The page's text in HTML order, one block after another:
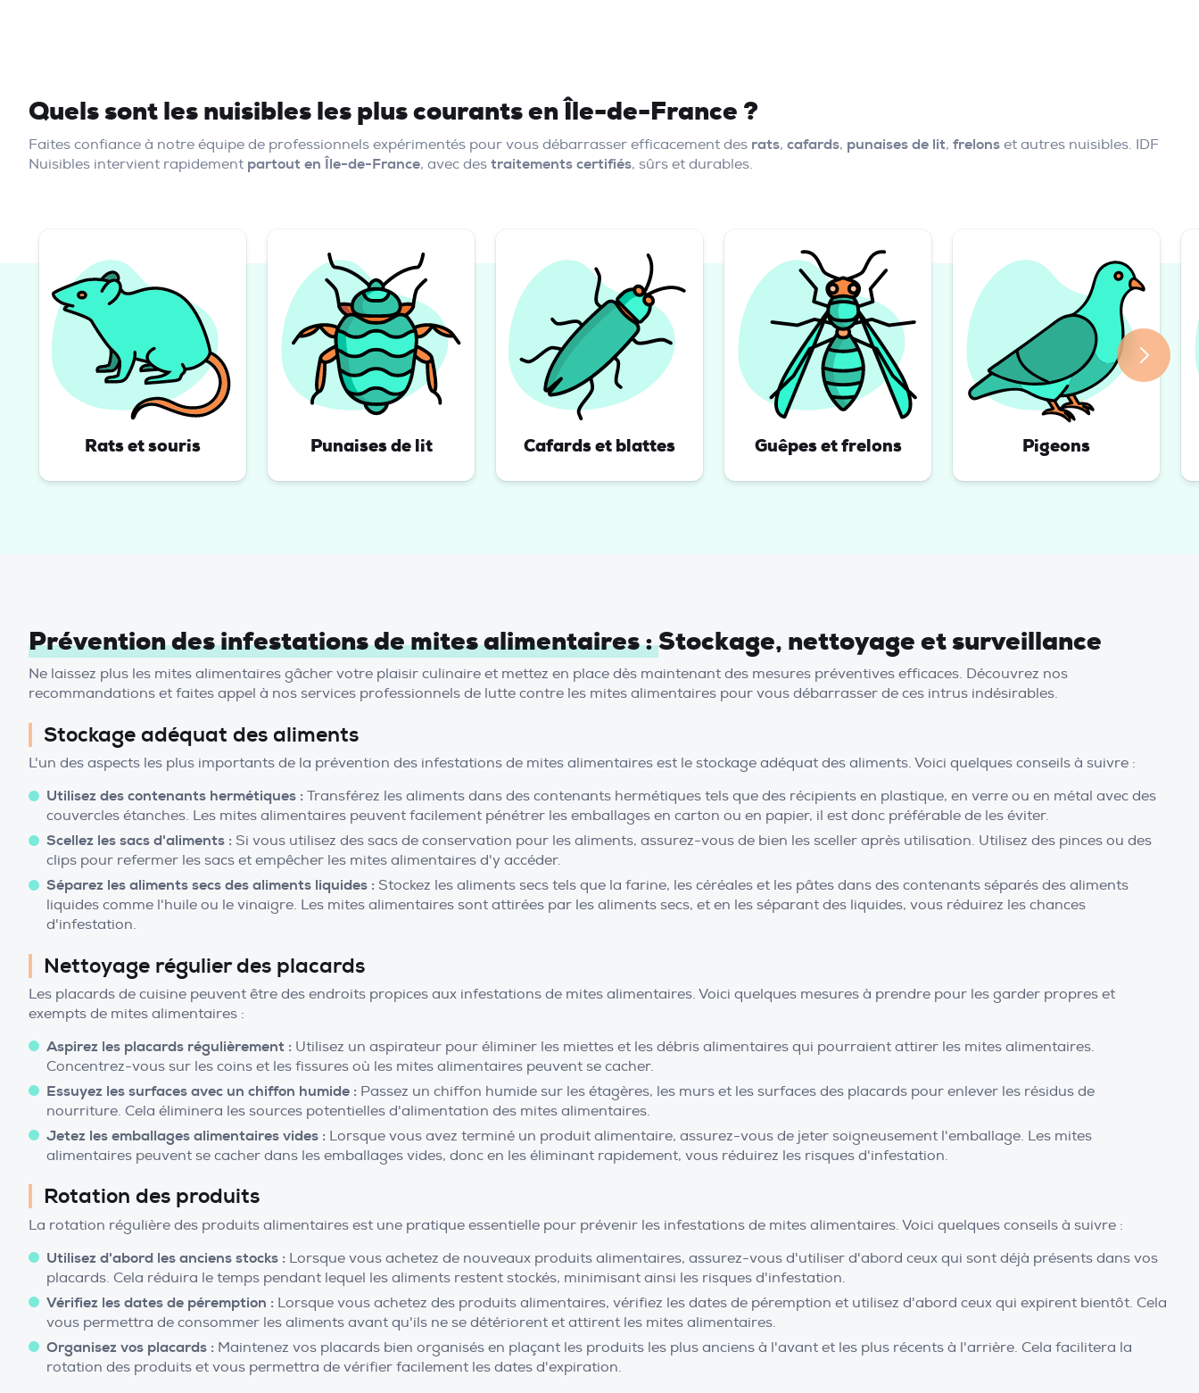
Quels sont les nuisibles les plus courants en Île-de-France ?
Faites confiance à notre équipe de professionnels expérimentés pour vous débarrasser efficacement des rats, cafards, punaises de lit, frelons et autres nuisibles. IDF
Nuisibles intervient rapidement partout en Île-de-France, avec des traitements certifiés, sûrs et durables.
Rats et souris Punaises de lit Cafards et blattes Guêpes et frelons Pigeons
Prévention des infestations de mites alimentaires :Stockage, nettoyage et surveillance
Ne laissez plus les mites alimentaires gâcher votre plaisir culinaire et mettez en place dès maintenant des mesures préventives efficaces. Découvrez nos
recommandations et faites appel à nos services professionnels de lutte contre les mites alimentaires pour vous débarrasser de ces intrus indésirables.
Stockage adéquat des aliments
L'un des aspects les plus importants de la prévention des infestations de mites alimentaires est le stockage adéquat des aliments. Voici quelques conseils à suivre :
Utilisez des contenants hermétiques : Transférez les aliments dans des contenants hermétiques tels que des récipients en plastique, en verre ou en métal avec des
couvercles étanches. Les mites alimentaires peuvent facilement pénétrer les emballages en carton ou en papier, il est donc préférable de les éviter.
Scellez les sacs d'aliments : Si vous utilisez des sacs de conservation pour les aliments, assurez-vous de bien les sceller après utilisation. Utilisez des pinces ou des
clips pour refermer les sacs et empêcher les mites alimentaires d'y accéder.
Séparez les aliments secs des aliments liquides : Stockez les aliments secs tels que la farine, les céréales et les pâtes dans des contenants séparés des aliments
liquides comme l'huile ou le vinaigre. Les mites alimentaires sont attirées par les aliments secs, et en les séparant des liquides, vous réduirez les chances
d'infestation.
Nettoyage régulier des placards
Les placards de cuisine peuvent être des endroits propices aux infestations de mites alimentaires. Voici quelques mesures à prendre pour les garder propres et
exempts de mites alimentaires :
Aspirez les placards régulièrement : Utilisez un aspirateur pour éliminer les miettes et les débris alimentaires qui pourraient attirer les mites alimentaires.
Concentrez-vous sur les coins et les fissures où les mites alimentaires peuvent se cacher.
Essuyez les surfaces avec un chiffon humide : Passez un chiffon humide sur les étagères, les murs et les surfaces des placards pour enlever les résidus de
nourriture. Cela éliminera les sources potentielles d'alimentation des mites alimentaires.
Jetez les emballages alimentaires vides : Lorsque vous avez terminé un produit alimentaire, assurez-vous de jeter soigneusement l'emballage. Les mites
alimentaires peuvent se cacher dans les emballages vides, donc en les éliminant rapidement, vous réduirez les risques d'infestation.
Rotation des produits
La rotation régulière des produits alimentaires est une pratique essentielle pour prévenir les infestations de mites alimentaires. Voici quelques conseils à suivre :
Utilisez d'abord les anciens stocks : Lorsque vous achetez de nouveaux produits alimentaires, assurez-vous d'utiliser d'abord ceux qui sont déjà présents dans vos
placards. Cela réduira le temps pendant lequel les aliments restent stockés, minimisant ainsi les risques d'infestation.
Vérifiez les dates de péremption : Lorsque vous achetez des produits alimentaires, vérifiez les dates de péremption et utilisez d'abord ceux qui expirent bientôt. Cela
vous permettra de consommer les aliments avant qu'ils ne se détériorent et attirent les mites alimentaires.
Organisez vos placards : Maintenez vos placards bien organisés en plaçant les produits les plus anciens à l'avant et les plus récents à l'arrière. Cela facilitera la
rotation des produits et vous permettra de vérifier facilement les dates d'expiration.